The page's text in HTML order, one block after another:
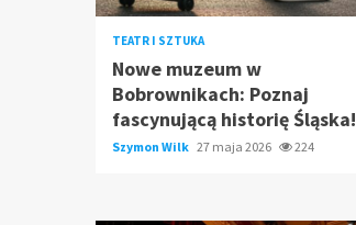
TEATR I SZTUKA
Nowe muzeum w
Bobrownikach: Poznaj
fascynującą historię Śląska!
Szymon Wilk 27 maja 2026 224